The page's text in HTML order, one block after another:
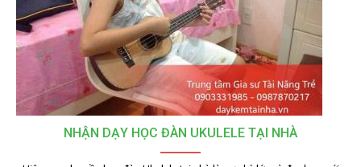
NHẬN DẠY HỌC ĐÀN UKULELE TẠI NHÀ